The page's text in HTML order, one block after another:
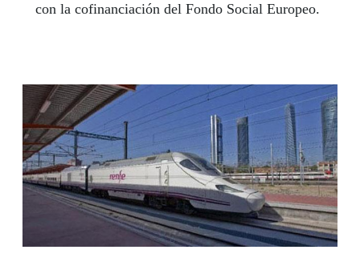
con la cofinanciación del Fondo Social Europeo.